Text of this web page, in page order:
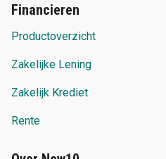
Financieren
Productoverzicht
Zakelijke Lening
Zakelijk Krediet
Rente